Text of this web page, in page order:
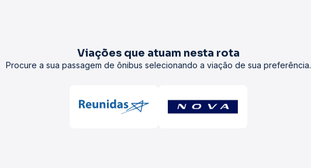
Viações que atuam nesta rota
Procure a sua passagem de ônibus selecionando a viação de sua preferência.